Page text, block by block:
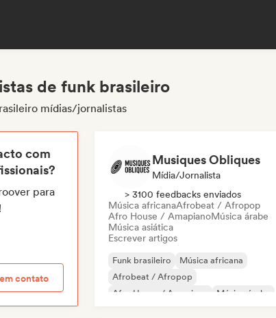
de funk brasileiro
mídias/jornalistas
com
para
contato
Musiques Obliques
Mídia/Jornalista
> 3100 feedbacks enviados
Música africanaAfrobeat / Afropop
Afro House / AmapianoMúsica árabe
Música asiática
Escrever artigos
Funk brasileiro
Música africana
Afrobeat / Afropop
Afro House / Amapiano
Música árabe